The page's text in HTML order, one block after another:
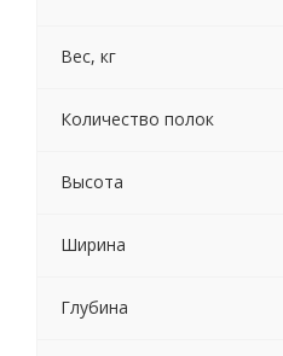
Вес, кг
Количество полок
Высота
Ширина
Глубина